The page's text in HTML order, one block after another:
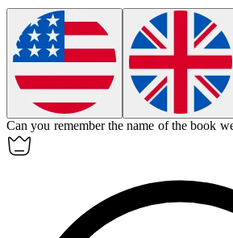
Can you remember the name of the book